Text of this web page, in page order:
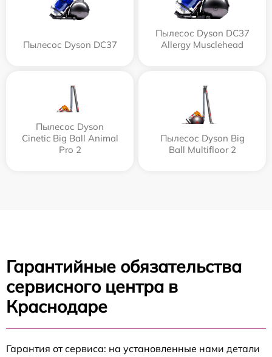
Пылесос Dyson DC37
Пылесос Dyson DC37
Allergy Musclehead
Пылесос Dyson
Cinetic Big Ball Animal
Pro 2
Пылесос Dyson Big
Ball Multifloor 2
Гарантийные обязательства
сервисного центра в
Краснодаре
Гарантия от сервиса: на установленные нами детали